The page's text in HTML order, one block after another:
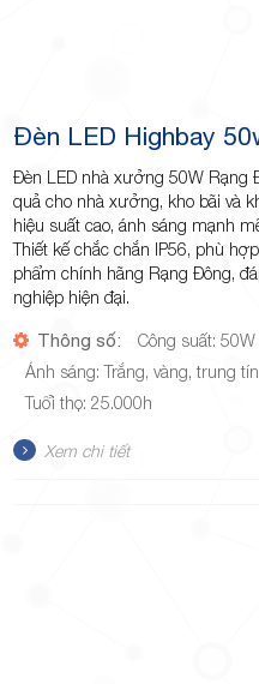
Đèn LED Highbay
Đèn LED nhà xưởng 50W Rạng
quả cho nhà xưởng, kho bãi và
hiệu suất cao, ánh sáng mạnh
Thiết kế chắc chắn IP56, phù
phẩm chính hãng Rạng Đông,
nghiệp hiện đại.
Thông số:
Công suất: 50W
Ánh sáng: Trắng, vàng, trung
Tuổi thọ: 25.000h
Xem chi tiết